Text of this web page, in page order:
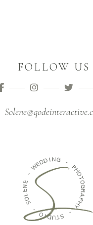
FOLLOW US
-
WEDDING
-
P
H
O
T
O
G
R
A
P
H
Y
-
S
T
U
D
I
O
-
S
O
L
E
N